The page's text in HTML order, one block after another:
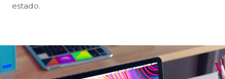
estado.